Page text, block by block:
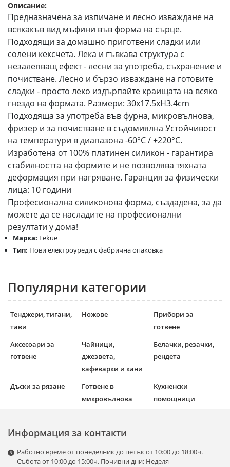
Описание:
Предназначена за изпичане и лесно изваждане на
всякакъв вид мъфини във форма на сърце.
Подходящи за домашно приготвени сладки или
солени кексчета. Лека и гъвкава структура с
незалепващ ефект - лесни за употреба, съхранение и
почистване. Лесно и бързо изваждане на готовите
сладки - просто леко издърпайте краищата на всяко
гнездо на формата. Размери: 30x17.5xH3.4cm
Подходяща за употреба във фурна, микровълнова,
фризер и за почистване в съдомиялна Устойчивост
на температури в диапазона -60°C / +220°C.
Изработена от 100% платинен силикон - гарантира
стабилността на формите и не позволява тяхната
деформация при нагряване. Гаранция за физически
лица: 10 години
Професионалнa силиконовa формa, създаденa, за да
можете да се насладите на професионални
резултати у дома!
Марка: Lekue
Тип: Нови електроуреди с фабрична опаковка
Популярни категории
Тенджери, тигани,
тави
Ножове
Прибори за
готвене
Аксесоари за
готвене
Чайници,
джезвета,
кафеварки и кани
Белачки, резачки,
рендета
Дъски за рязане
Готвене в
микровълнова
Кухненски
помощници
Информация за контакти
Работно време от понеделник до петък от 10:00 до 18:00ч.
Събота от 10:00 до 15:00ч. Почивни дни: Неделя